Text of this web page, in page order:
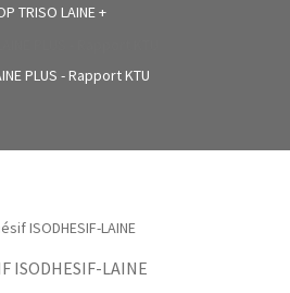
TRISO LAINE +
PLUS - Rapport KTU
ISODHESIF-LAINE